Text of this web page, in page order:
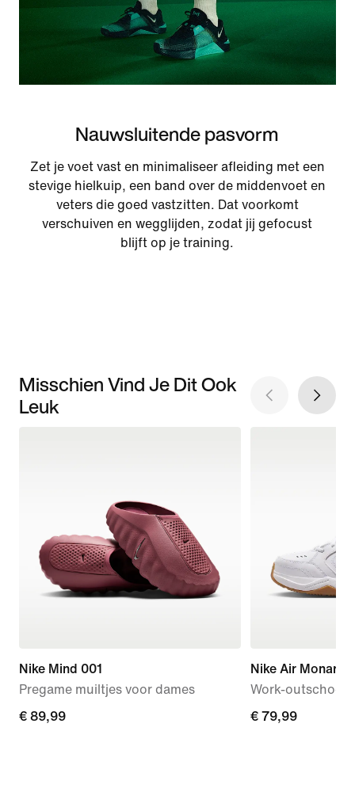
Nauwsluitende pasvorm
Zet je voet vast en minimaliseer afleiding met een
stevige hielkuip, een band over de middenvoet en
veters die goed vastzitten. Dat voorkomt
verschuiven en wegglijden, zodat jij gefocust
blijft op je training.
Misschien Vind Je Dit Ook
Leuk
Nike Mind 001
Pregame muiltjes voor dames
€ 89,99
€ 89,99
Nike Air Monarch
Work-
€ 79,99
€ 79,99